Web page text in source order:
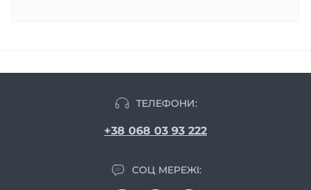
ТЕЛЕФОНИ:
+38 068 03 93 222
СОЦ МЕРЕЖІ: